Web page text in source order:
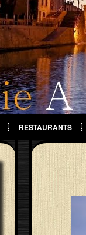
RESTAURANTS